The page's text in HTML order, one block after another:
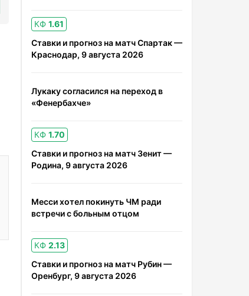
КФ 1.61
Ставки и прогноз на матч Спартак —
Краснодар, 9 августа 2026
Лукаку согласился на переход в
«Фенербахче»
КФ 1.70
Ставки и прогноз на матч Зенит —
Родина, 9 августа 2026
Месси хотел покинуть ЧМ ради
встречи с больным отцом
КФ 2.13
Ставки и прогноз на матч Рубин —
Оренбург, 9 августа 2026